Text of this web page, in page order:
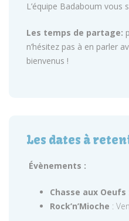
L’équipe Badaboum vous
Les temps de partage:
n’hésitez pas à en parler
bienvenus !
Les dates à
Évènements :
Chasse aux Oeufs
Rock’n’Mioche :